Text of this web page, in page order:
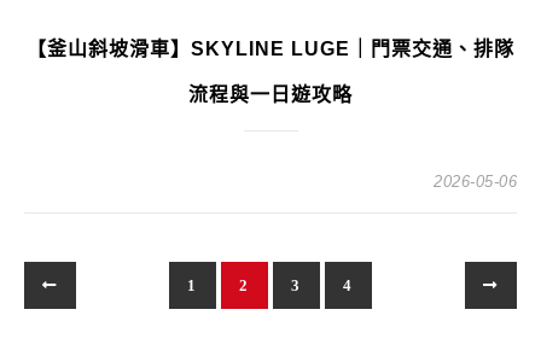
【釜山斜坡滑車】SKYLINE LUGE｜門票交通、排隊
流程與一日遊攻略
2026-05-06
1 2 3 4